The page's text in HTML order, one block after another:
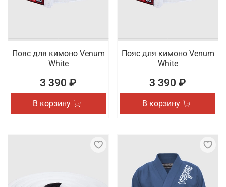
Пояс для кимоно Venum
White
3 390 ₽
В корзину
Пояс для кимоно Venum
White
3 390 ₽
В корзину